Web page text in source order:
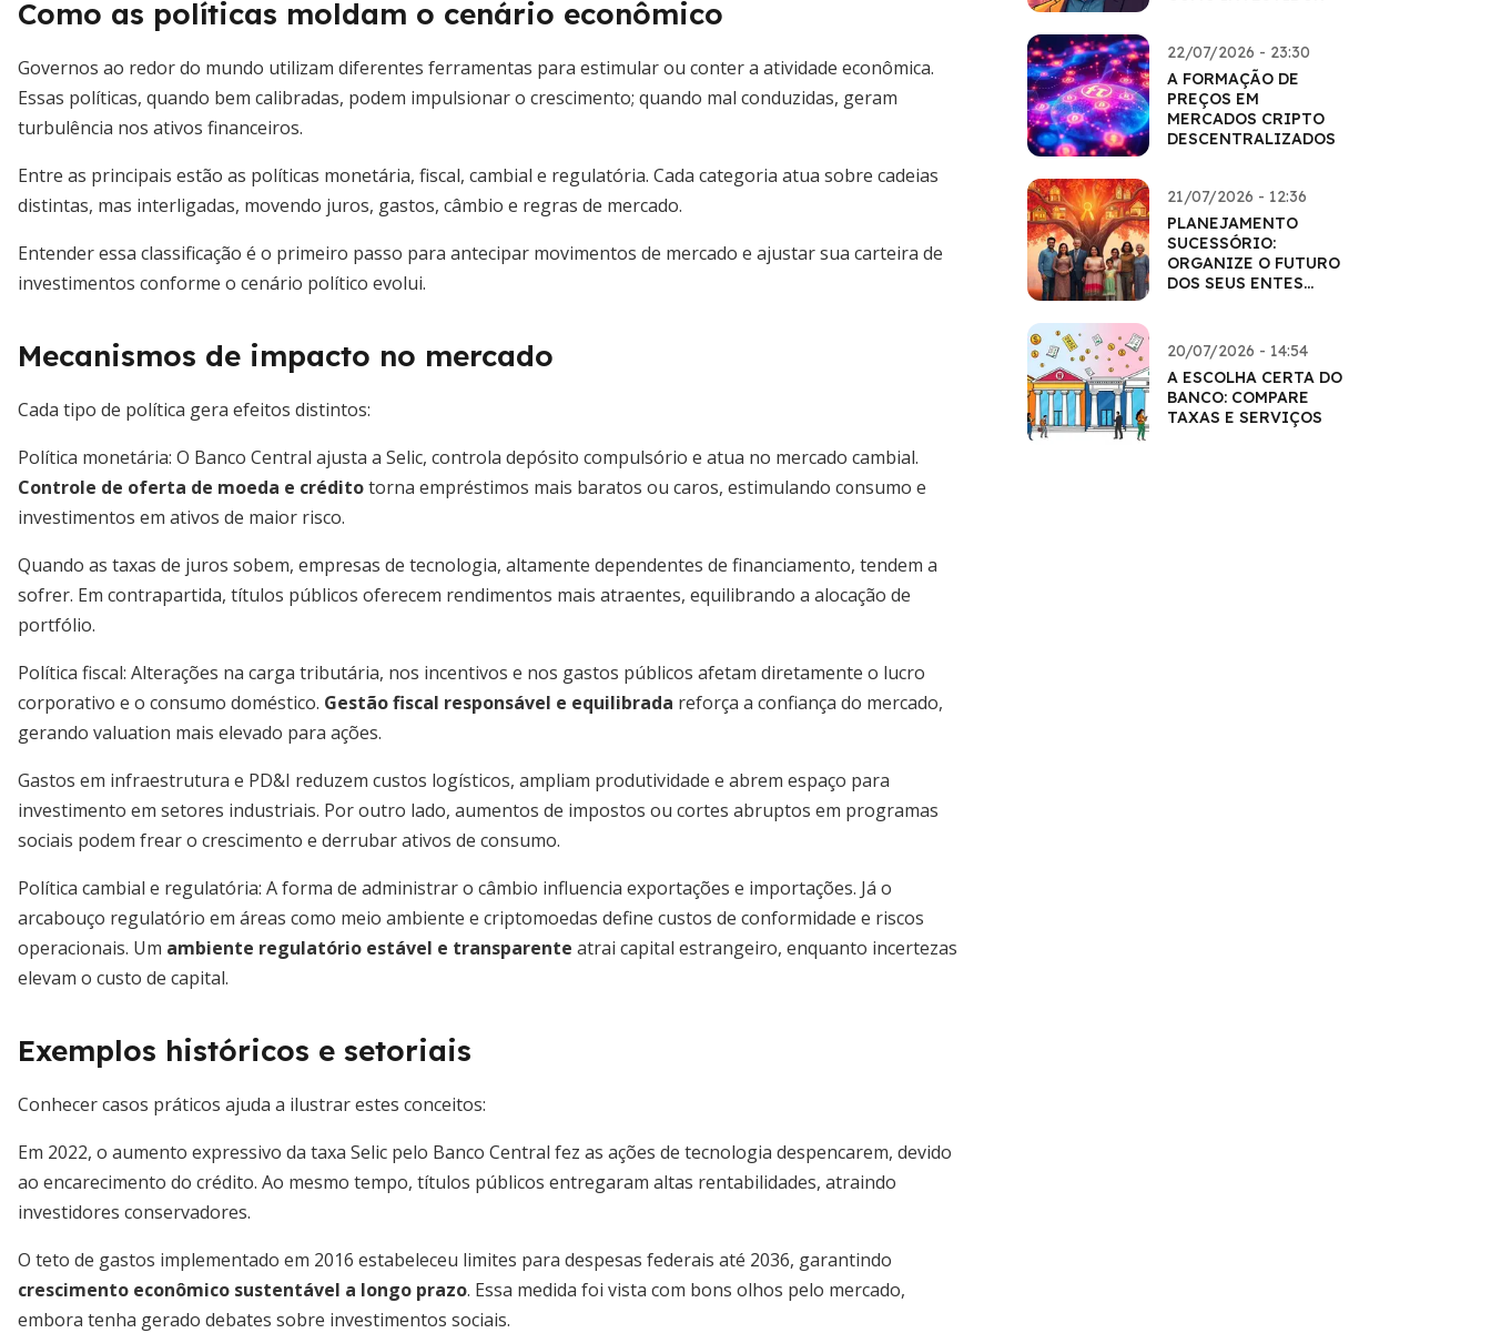
Como as políticas moldam o cenário econômico
Governos ao redor do mundo utilizam diferentes ferramentas para estimular ou conter a atividade econômica.
Essas políticas, quando bem calibradas, podem impulsionar o crescimento; quando mal conduzidas, geram
turbulência nos ativos financeiros.
Entre as principais estão as políticas monetária, fiscal, cambial e regulatória. Cada categoria atua sobre cadeias
distintas, mas interligadas, movendo juros, gastos, câmbio e regras de mercado.
Entender essa classificação é o primeiro passo para antecipar movimentos de mercado e ajustar sua carteira de
investimentos conforme o cenário político evolui.
Mecanismos de impacto no mercado
Cada tipo de política gera efeitos distintos:
Política monetária: O Banco Central ajusta a Selic, controla depósito compulsório e atua no mercado cambial.
Controle de oferta de moeda e créditotorna empréstimos mais baratos ou caros, estimulando consumo e
investimentos em ativos de maior risco.
Quando as taxas de juros sobem, empresas de tecnologia, altamente dependentes de financiamento, tendem a
sofrer. Em contrapartida, títulos públicos oferecem rendimentos mais atraentes, equilibrando a alocação de
portfólio.
Política fiscal: Alterações na carga tributária, nos incentivos e nos gastos públicos afetam diretamente o lucro
corporativo e o consumo doméstico. Gestão fiscal responsável e equilibrada reforça a confiança do mercado,
gerando valuation mais elevado para ações.
Gastos em infraestrutura e PD&I reduzem custos logísticos, ampliam produtividade e abrem espaço para
investimento em setores industriais. Por outro lado, aumentos de impostos ou cortes abruptos em programas
sociais podem frear o crescimento e derrubar ativos de consumo.
Política cambial e regulatória: A forma de administrar o câmbio influencia exportações e importações. Já o
arcabouço regulatório em áreas como meio ambiente e criptomoedas define custos de conformidade e riscos
operacionais. Um ambiente regulatório estável e transparente atrai capital estrangeiro, enquanto incertezas
elevam o custo de capital.
Exemplos históricos e setoriais
Conhecer casos práticos ajuda a ilustrar estes conceitos:
Em 2022, o aumento expressivo da taxa Selic pelo Banco Central fez as ações de tecnologia despencarem, devido
ao encarecimento do crédito. Ao mesmo tempo, títulos públicos entregaram altas rentabilidades, atraindo
investidores conservadores.
O teto de gastos implementado em 2016 estabeleceu limites para despesas federais até 2036, garantindo
crescimento econômico sustentável a longo prazo. Essa medida foi vista com bons olhos pelo mercado,
embora tenha gerado debates sobre investimentos sociais.
22/07/2026 - 23:30
A FORMAÇÃO DE
PREÇOS EM
MERCADOS CRIPTO
DESCENTRALIZADOS
21/07/2026 - 12:36
PLANEJAMENTO
SUCESSÓRIO:
ORGANIZE O FUTURO
DOS SEUS ENTES
20/07/2026 - 14:54
A ESCOLHA CERTA DO
BANCO: COMPARE
TAXAS E SERVIÇOS